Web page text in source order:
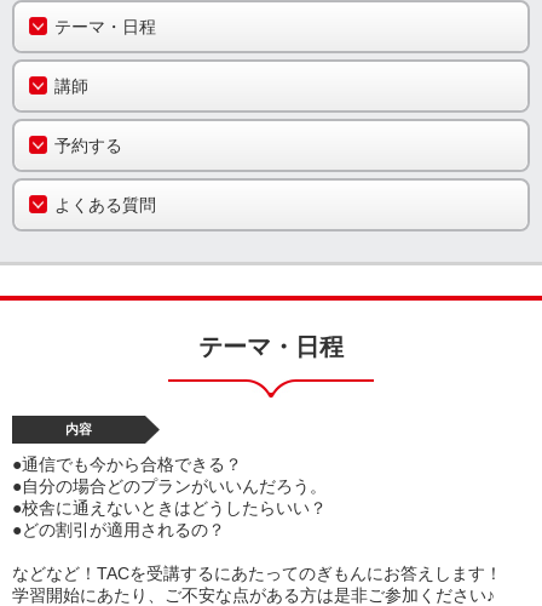
テーマ・日程
講師
予約する
よくある質問
テーマ・日程
内容
●通信でも今から合格できる？
●自分の場合どのプランがいいんだろう。
●校舎に通えないときはどうしたらいい？
●どの割引が適用されるの？
などなど！TACを受講するにあたってのぎもんにお答えします！
学習開始にあたり、ご不安な点がある方は是非ご参加ください♪